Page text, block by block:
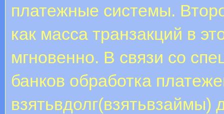
платежные системы.
как масса транзакций в
мгновенно. В связи со
банков обработка
взятьвдолг(взятьвзаймы)